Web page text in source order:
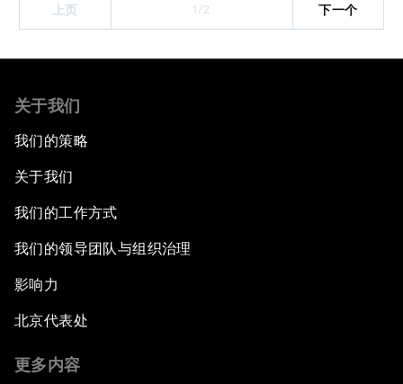
上页 1/2 下一个
关于我们
我们的策略
关于我们
我们的工作方式
我们的领导团队与组织治理
影响力
北京代表处
更多内容